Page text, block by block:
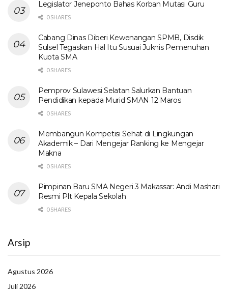
Legislator Jeneponto Bahas Korban Mutasi Guru
0 SHARES
Cabang Dinas Diberi Kewenangan SPMB, Disdik
Sulsel Tegaskan Hal Itu Susuai Juknis Pemenuhan
Kuota SMA
0 SHARES
Pemprov Sulawesi Selatan Salurkan Bantuan
Pendidikan kepada Murid SMAN 12 Maros
0 SHARES
Membangun Kompetisi Sehat di Lingkungan
Akademik – Dari Mengejar Ranking ke Mengejar
Makna
0 SHARES
Pimpinan Baru SMA Negeri 3 Makassar: Andi Mashari
Resmi Plt Kepala Sekolah
0 SHARES
Arsip
Agustus 2026
Juli 2026